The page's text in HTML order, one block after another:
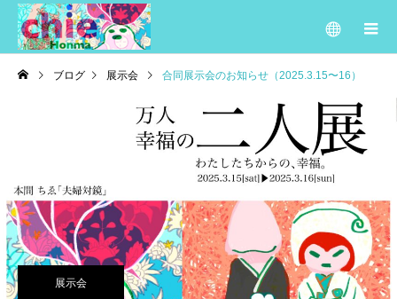
ブログ 展示会 合同展示会のお知らせ（2025.3.15〜16）
展示会